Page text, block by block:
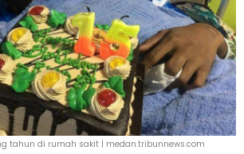
tahun di rumah sakit | medan.tribunnews.com